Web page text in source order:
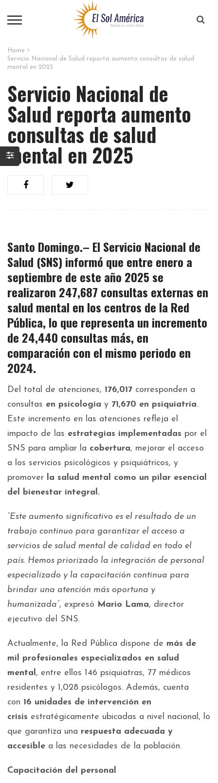
Home
Servicio Nacional de Salud reporta aumento consultas de salud
mental en 2025
Servicio Nacional de
Salud reporta aumento
consultas de salud
mental en 2025
Santo Domingo.– El Servicio Nacional de
Salud (SNS) informó que entre enero a
septiembre de este año 2025 se
realizaron 247,687 consultas externas en
salud mental en los centros de la Red
Pública, lo que representa un incremento
de 24,440 consultas más, en
comparación con el mismo periodo en
2024.
Del total de atenciones, 176,017 corresponden a
consultas en psicología y 71,670 en psiquiatría.
Este incremento en las atenciones refleja el
impacto de las estrategias implementadas por el
SNS para ampliar la cobertura, mejorar el acceso
a los servicios psicológicos y psiquiátricos, y
promover la salud mental como un pilar esencial
del bienestar integral.
“Este aumento significativo es el resultado de un
trabajo continuo para garantizar el acceso a
servicios de salud mental de calidad en todo el
país. Hemos priorizado la integración de personal
especializado y la capacitación continua para
brindar una atención más oportuna y
humanizada”, expresó Mario Lama, director
ejecutivo del SNS.
Actualmente, la Red Pública dispone de más de
mil profesionales especializados en salud
mental, entre ellos 146 psiquiatras, 77 médicos
residentes y 1,028 psicólogos. Además, cuenta
con 16 unidades de intervención en
crisis estratégicamente ubicadas a nivel nacional, lo
que garantiza una respuesta adecuada y
accesible a las necesidades de la población.
Capacitación del personal